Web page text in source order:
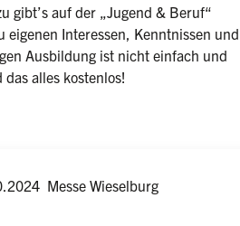
gibt’s auf der „Jugend & Beruf“
eigenen Interessen, Kenntnissen und
Ausbildung ist nicht einfach und
alles kostenlos!
Messe Wieselburg